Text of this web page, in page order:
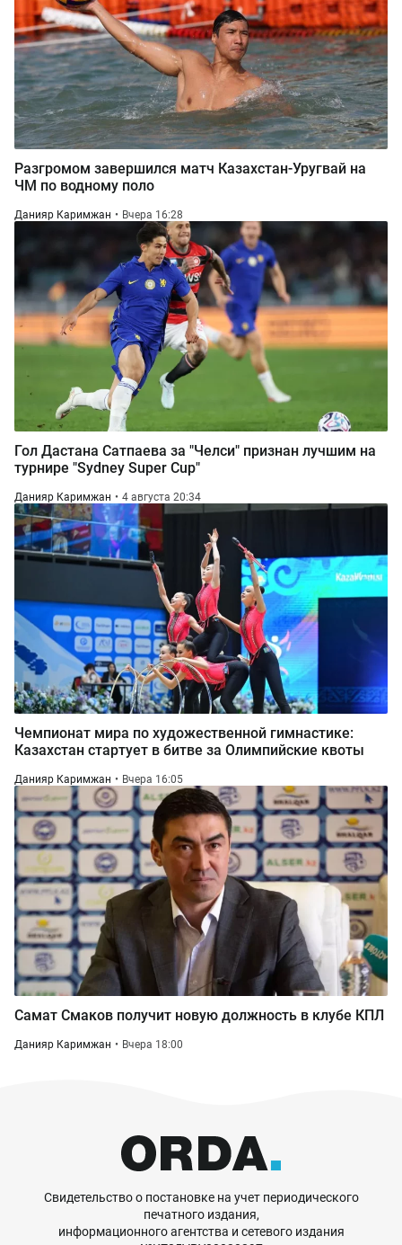
Разгромом завершился матч Казахстан-Уругвай на
ЧМ по водному поло
Данияр Каримжан Вчера 16:28
Гол Дастана Сатпаева за "Челси" признан лучшим на
турнире "Sydney Super Cup"
Данияр Каримжан 4 августа 20:34
Чемпионат мира по художественной гимнастике:
Казахстан стартует в битве за Олимпийские квоты
Данияр Каримжан Вчера 16:05
Самат Смаков получит новую должность в клубе КПЛ
Данияр Каримжан Вчера 18:00
Свидетельство о постановке на учет периодического
печатного издания,
информационного агентства и сетевого издания